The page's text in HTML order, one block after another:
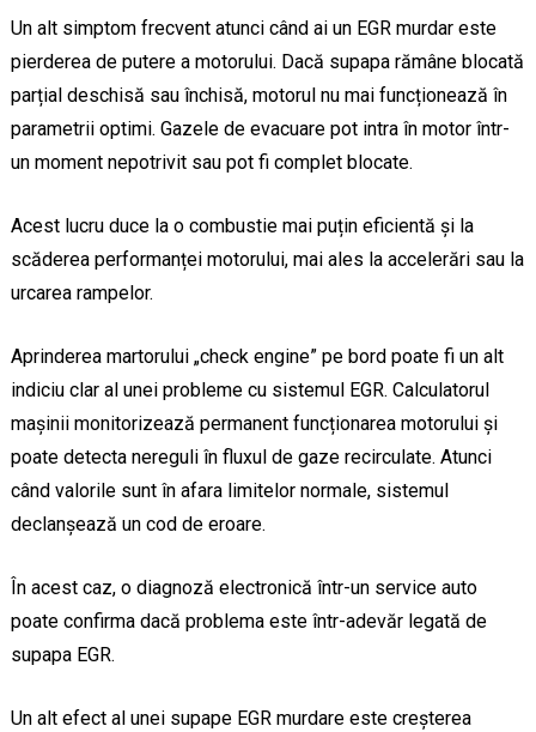
Un alt simptom frecvent atunci când ai un EGR murdar este
pierderea de putere a motorului. Dacă supapa rămâne blocată
parțial deschisă sau închisă, motorul nu mai funcționează în
parametrii optimi. Gazele de evacuare pot intra în motor într-
un moment nepotrivit sau pot fi complet blocate.
Acest lucru duce la o combustie mai puțin eficientă și la
scăderea performanței motorului, mai ales la accelerări sau la
urcarea rampelor.
Aprinderea martorului „check engine” pe bord poate fi un alt
indiciu clar al unei probleme cu sistemul EGR. Calculatorul
mașinii monitorizează permanent funcționarea motorului și
poate detecta nereguli în fluxul de gaze recirculate. Atunci
când valorile sunt în afara limitelor normale, sistemul
declanșează un cod de eroare.
În acest caz, o diagnoză electronică într-un service auto
poate confirma dacă problema este într-adevăr legată de
supapa EGR.
Un alt efect al unei supape EGR murdare este creșterea